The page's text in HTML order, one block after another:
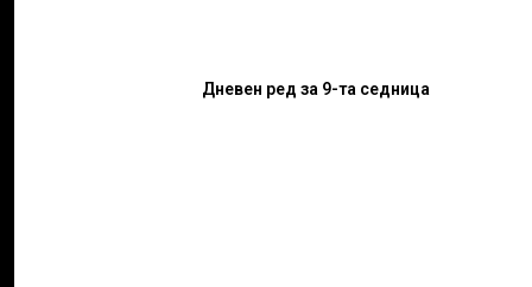
Дневен ред за 9-та седница